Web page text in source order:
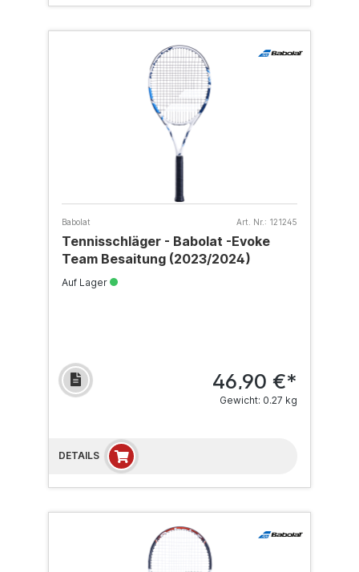
Babolat Art. Nr.: 121245
Tennisschläger - Babolat -Evoke
Team Besaitung (2023/2024)
Auf Lager
46,90 €*
Gewicht: 0.27 kg
DETAILS